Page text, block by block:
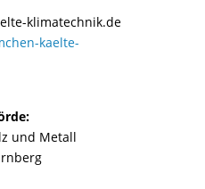
klimatechnik.de
kaelte-
und Metall